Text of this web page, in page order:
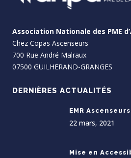
Association Nationale des PME
Chez Copas Ascenseurs
700 Rue André Malraux
07500 GUILHERAND-GRANGES
DERNIÈRES ACTUALITÉS
EMR
22 mars, 2021
Mise en